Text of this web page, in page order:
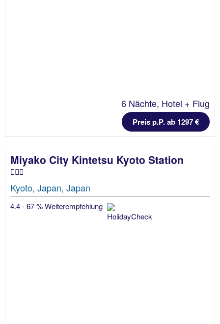
6 Nächte, Hotel + Flug
Preis p.P. ab 1297 €
Miyako City Kintetsu Kyoto Station
Kyoto, Japan, Japan
4.4 - 67 % Weiterempfehlung